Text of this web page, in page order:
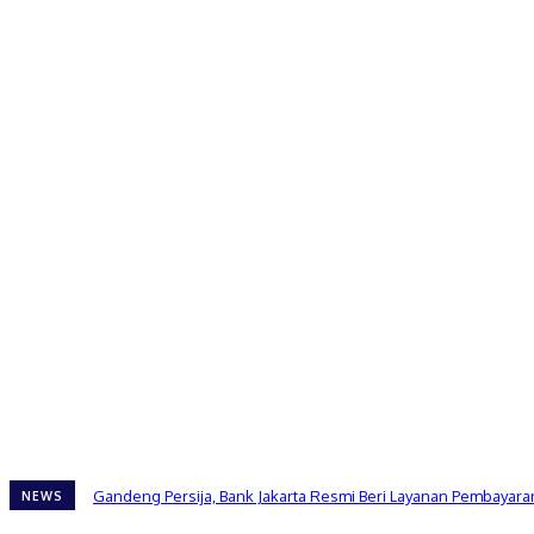
NEWS Gandeng Persija, Bank Jakarta Resmi Beri Layanan